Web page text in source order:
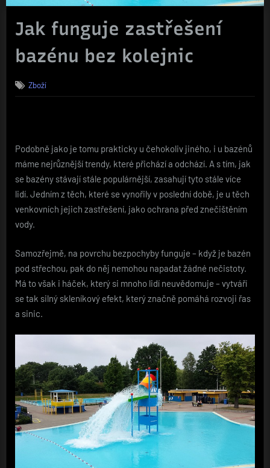
Jak funguje zastřešení
bazénu bez kolejnic
Zboží
Podobně jako je tomu prakticky u čehokoliv jiného, i u bazénů
máme nejrůznější trendy, které přichází a odchází. A s tím, jak
se bazény stávají stále populárnější, zasahují tyto stále více
lidí. Jedním z těch, které se vynořily v poslední době, je u těch
venkovních jejich zastřešení, jako ochrana před znečištěním
vody.
Samozřejmě, na povrchu bezpochyby funguje – když je bazén
pod střechou, pak do něj nemohou napadat žádné nečistoty.
Má to však i háček, který si mnoho lidí neuvědomuje – vytváří
se tak silný skleníkový efekt, který značně pomáhá rozvoji řas
a sinic.